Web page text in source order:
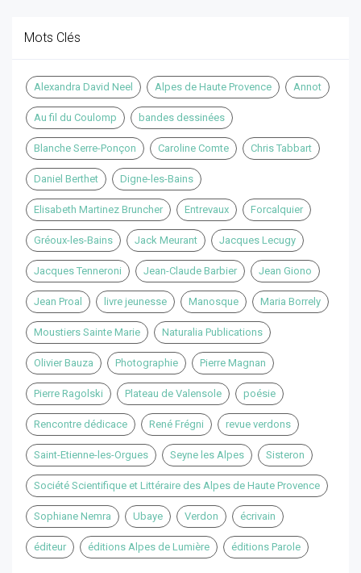
Mots Clés
Alexandra David Neel Alpes de Haute Provence Annot
Au fil du Coulomp bandes dessinées
Blanche Serre-Ponçon Caroline Comte Chris Tabbart
Daniel Berthet Digne-les-Bains
Elisabeth Martinez Bruncher Entrevaux Forcalquier
Gréoux-les-Bains Jack Meurant Jacques Lecugy
Jacques Tenneroni Jean-Claude Barbier Jean Giono
Jean Proal livre jeunesse Manosque Maria Borrely
Moustiers Sainte Marie Naturalia Publications
Olivier Bauza Photographie Pierre Magnan
Pierre Ragolski Plateau de Valensole poésie
Rencontre dédicace René Frégni revue verdons
Saint-Etienne-les-Orgues Seyne les Alpes Sisteron
Société Scientifique et Littéraire des Alpes de Haute Provence
Sophiane Nemra Ubaye Verdon écrivain
éditeur éditions Alpes de Lumière éditions Parole